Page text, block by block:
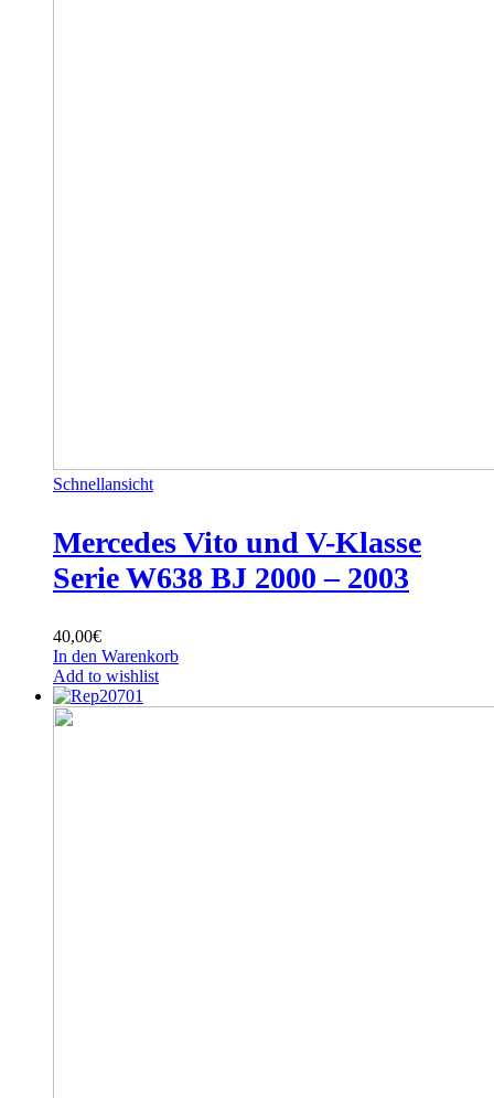
Schnellansicht
Mercedes Vito und V-Klasse
Serie W638 BJ 2000 – 2003
40,00€
In den Warenkorb
Add to wishlist